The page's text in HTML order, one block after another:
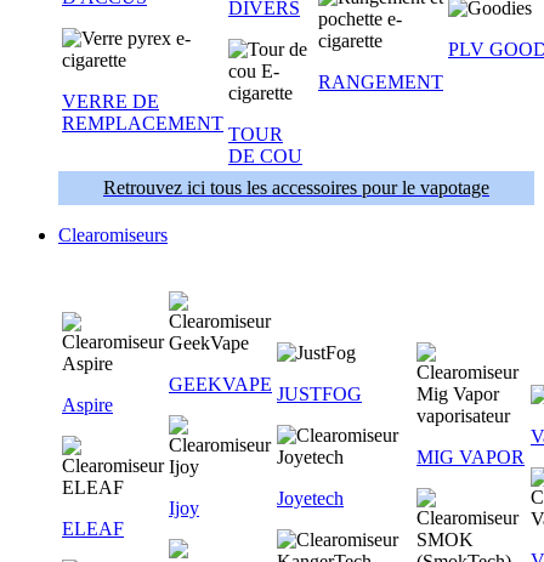
VERRE DE
REMPLACEMENT
DIVERS
TOUR
DE COU
RANGEMENT
PLV
Retrouvez ici tous les accessoires pour le vapotage
Clearomiseurs
Aspire
ELEAF
GEEKVAPE
Ijoy
JUSTFOG
Joyetech
MIG VAPOR